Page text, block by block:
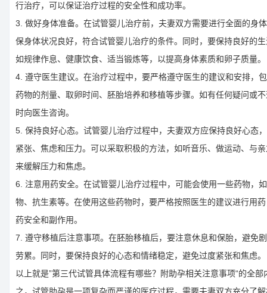
行治疗，可以保证治疗过程的安全性和成功率。
3. 做好身体准备。在试管婴儿治疗前，夫妻双方需要进行全面的身
保身体状况良好，符合试管婴儿治疗的条件。同时，要保持良好的
如规律作息、健康饮食、适当锻炼等，以提高身体素质和卵子质量。
4. 遵守医生建议。在治疗过程中，要严格遵守医生的建议和安排，
药物的剂量、取卵时间、胚胎培养和移植等步骤。如有任何疑问或
时向医生咨询。
5. 保持良好心态。试管婴儿治疗过程中，夫妻双方应保持良好心态
紧张、焦虑和压力。可以采取积极的方法，如听音乐、做运动、与
来缓解压力和焦虑。
6. 注意用药安全。在试管婴儿治疗过程中，可能会使用一些药物，
物、抗生素等。在使用这些药物时，要严格按照医生的建议进行用
药安全和副作用。
7. 遵守移植后注意事项。在胚胎移植后，要注意休息和保胎，避免
劳累。同时，要保持良好的心态和情绪稳定，避免过度紧张和焦虑。
以上就是”第三代试管具体流程有哪些？附助孕相关注意事项“的全部